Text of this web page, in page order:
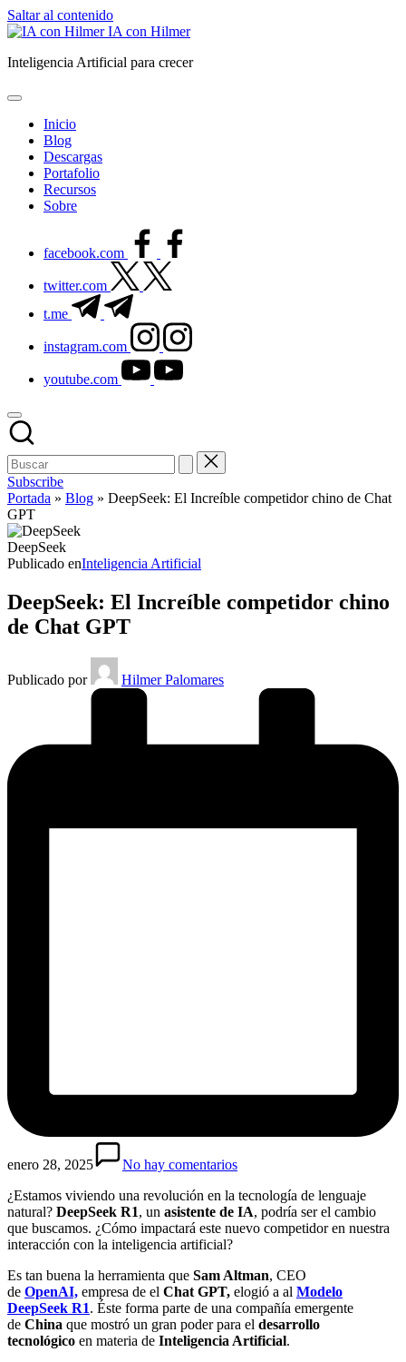
Saltar al contenido
IA con Hilmer
Inteligencia Artificial para crecer
Inicio
Blog
Descargas
Portafolio
Recursos
Sobre
facebook.com
twitter.com
t.me
instagram.com
youtube.com
Subscribe
Portada » Blog » DeepSeek: El Increíble competidor chino de Chat
GPT
DeepSeek
Publicado enInteligencia Artificial
DeepSeek: El Increíble competidor chino
de Chat GPT
Publicado por Hilmer Palomares
enero 28, 2025
No hay comentarios
¿Estamos viviendo una revolución en la tecnología de lenguaje
natural? DeepSeek R1, un asistente de IA, podría ser el cambio
que buscamos. ¿Cómo impactará este nuevo competidor en nuestra
interacción con la inteligencia artificial?
Es tan buena la herramienta que Sam Altman, CEO
de OpenAI, empresa de el Chat GPT, elogió a al Modelo
DeepSeek R1. Éste forma parte de una compañía emergente
de China que mostró un gran poder para el desarrollo
tecnológico en materia de Inteligencia Artificial.